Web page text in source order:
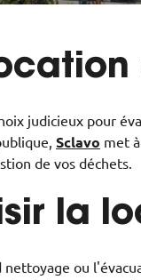
judicieux pour
Sclavo met
de vos déchets.
la
ou